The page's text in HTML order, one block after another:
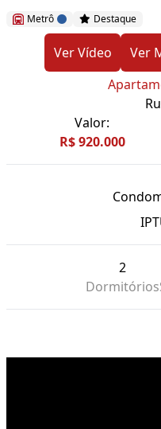
Metrô Destaque
Ver Vídeo
Ver
Valor:
R$ 920.000
2
Dormitórios